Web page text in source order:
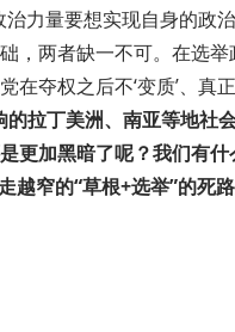
力量要想实现自身的政
，两者缺一不可。在选
夺权之后不‘变质’、真
拉丁美洲、南亚等地社
更加黑暗了呢？我们有什
越窄的“草根+选举”的死